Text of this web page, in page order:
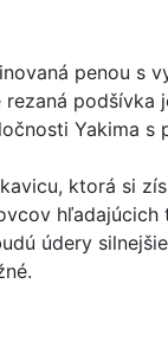
penou s
rezaná podšívka
Yakima s
ktorá si
hľadajúcich
údery